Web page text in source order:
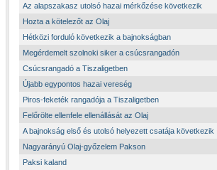
Az alapszakasz utolsó hazai mérkőzése következik
Hozta a kötelezőt az Olaj
Hétközi forduló következik a bajnokságban
Megérdemelt szolnoki siker a csúcsrangadón
Csúcsrangadó a Tiszaligetben
Újabb egypontos hazai vereség
Piros-feketék rangadója a Tiszaligetben
Felőrölte ellenfele ellenállását az Olaj
A bajnokság első és utolsó helyezett csatája következik
Nagyarányú Olaj-győzelem Pakson
Paksi kaland